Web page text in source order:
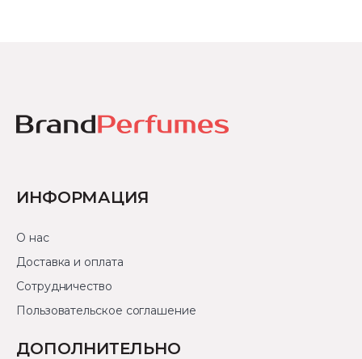
ИНФОРМАЦИЯ
О нас
Доставка и оплата
Сотрудничество
Пользовательское соглашение
ДОПОЛНИТЕЛЬНО